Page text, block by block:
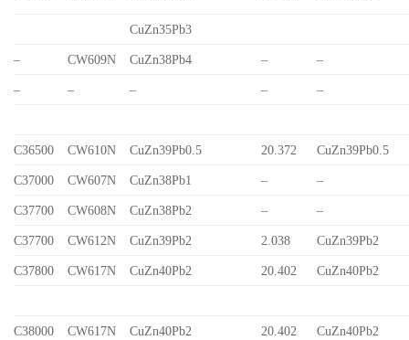
CuZn35Pb3
– CW609N CuZn38Pb4 – –
– – – – –
C36500 CW610N CuZn39Pb0.5 20.372 CuZn39Pb0.5
C37000 CW607N CuZn38Pb1 – –
C37700 CW608N CuZn38Pb2 – –
C37700 CW612N CuZn39Pb2 2.038 CuZn39Pb2
C37800 CW617N CuZn40Pb2 20.402 CuZn40Pb2
C38000 CW617N CuZn40Pb2 20.402 CuZn40Pb2